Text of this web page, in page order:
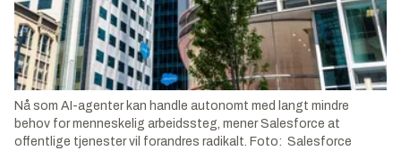
Nå som AI-agenter kan handle autonomt med langt mindre
behov for menneskelig arbeidssteg, mener Salesforce at
offentlige tjenester vil forandres radikalt. Foto: Salesforce